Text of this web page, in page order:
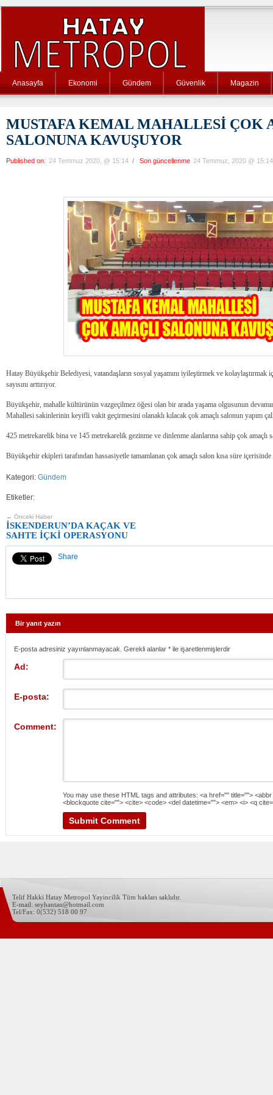
Anasayfa Ekonomi Gündem Güvenlik Magazin
MUSTAFA KEMAL MAHALLESİ ÇOK
SALONUNA KAVUŞUYOR
Published on: 24 Temmuz 2020, @ 15:14 / Son güncellenme 24 Temmuz, 2020 @ 15:14
Hatay Büyükşehir Belediyesi, vatandaşların sosyal yaşamını iyileştirmek ve kolaylaştırmak
sayısını arttırıyor.
Büyükşehir, mahalle kültürünün vazgeçilmez öğesi olan bir arada yaşama olgusunun
Mahallesi sakinlerinin keyifli vakit geçirmesini olanaklı kılacak çok amaçlı salonun yapım
425 metrekarelik bina ve 145 metrekarelik gezinme ve dinlenme alanlarına sahip çok
Büyükşehir ekipleri tarafından hassasiyetle tamamlanan çok amaçlı salon kısa süre içerisinde
Kategori: Gündem
Etiketler:
← Önceki Haber
İSKENDERUN’DA KAÇAK VE
SAHTE İÇKİ OPERASYONU
Share
Bir yanıt yazın
E-posta adresiniz yayınlanmayacak. Gerekli alanlar * ile işaretlenmişlerdir
Ad:
E-posta:
Comment:
You may use these HTML tags and attributes: <a href="" title="">
<blockquote cite=""> <cite> <code> <del datetime=""> <em> <i> <q
Telif Hakki Hatay Metropol Yayincilik Tüm hakları saklıdır.
E-mail: seyhantan@hotmail.com
Tel/Fax: 0(532) 518 00 97